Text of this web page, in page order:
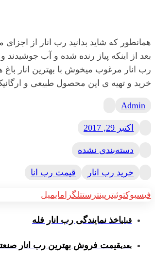
همانطور که شاید بدانید رب انار از
بعد از اینکه پیاز رنده شده و آب
رب انار مرغوب میخوش با بهترین انار
خرید و تهیه ی این محصول طبیعی و
Admin
اکتبر 29, 2017
دسته‌بندی نشده
خرید رب انار قیمت رب انا
فیسبوکتوئیتر پینترستتلگرامایمیل
قبلیاخذ نمایندگی رب انار فله
بعدیقیمت فروش بهترین رب انار